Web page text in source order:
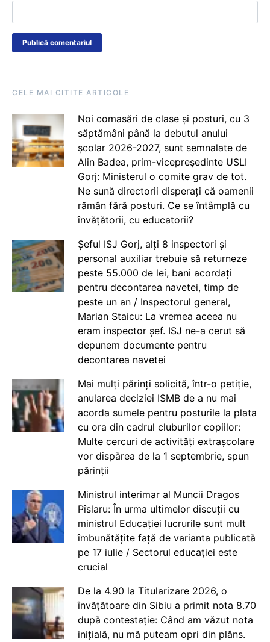
CELE MAI CITITE ARTICOLE
Noi comasări de clase și posturi, cu 3
săptămâni până la debutul anului
școlar 2026-2027, sunt semnalate de
Alin Badea, prim-vicepreședinte USLI
Gorj: Ministerul o comite grav de tot.
Ne sună directorii disperați că oamenii
rămân fără posturi. Ce se întâmplă cu
învățătorii, cu educatorii?
Șeful ISJ Gorj, alți 8 inspectori și
personal auxiliar trebuie să returneze
peste 55.000 de lei, bani acordați
pentru decontarea navetei, timp de
peste un an / Inspectorul general,
Marian Staicu: La vremea aceea nu
eram inspector șef. ISJ ne-a cerut să
depunem documente pentru
decontarea navetei
Mai mulți părinți solicită, într-o petiție,
anularea deciziei ISMB de a nu mai
acorda sumele pentru posturile la plata
cu ora din cadrul cluburilor copiilor:
Multe cercuri de activități extrașcolare
vor dispărea de la 1 septembrie, spun
părinții
Ministrul interimar al Muncii Dragos
Pîslaru: În urma ultimelor discuții cu
ministrul Educației lucrurile sunt mult
îmbunătățite față de varianta publicată
pe 17 iulie / Sectorul educației este
crucial
De la 4.90 la Titularizare 2026, o
învățătoare din Sibiu a primit nota 8.70
după contestație: Când am văzut nota
inițială, nu mă puteam opri din plâns.